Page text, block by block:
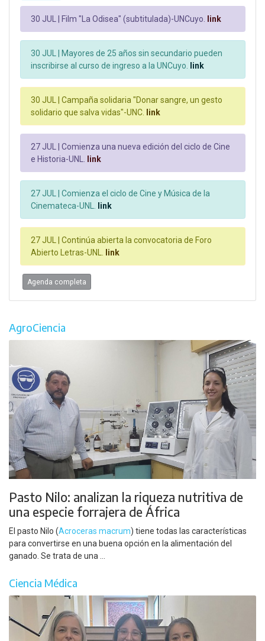
30 JUL | Film "La Odisea" (subtitulada)-UNCuyo. link
30 JUL |
Mayores de 25 años sin secundario pueden
inscribirse al curso de ingreso a la UNCuyo.
link
30 JUL |
Campaña solidaria "Donar sangre, un gesto
solidario que salva vidas"-UNC.
link
27 JUL |
Comienza una nueva edición del ciclo de Cine
e Historia-UNL.
link
27 JUL |
Comienza el ciclo de Cine y Música de la
Cinemateca-UNL.
link
27 JUL |
Continúa abierta la convocatoria de Foro
Abierto Letras-UNL.
link
Agenda completa
AgroCiencia
Pasto Nilo: analizan la riqueza nutritiva de
una especie forrajera de África
El pasto Nilo (Acroceras macrum) tiene todas las características
para convertirse en una buena opción en la alimentación del
ganado. Se trata de una ...
Ciencia Médica